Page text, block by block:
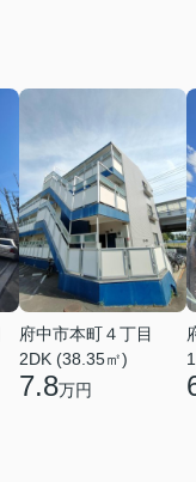
府中市本町４丁目
2DK (38.35㎡)
7.8万円